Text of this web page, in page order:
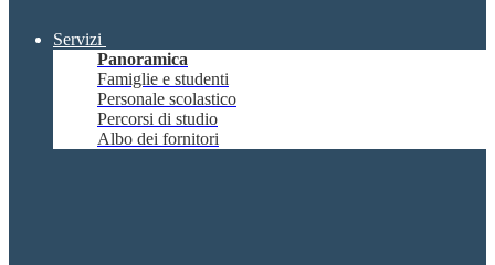
Servizi
Panoramica
Famiglie e studenti
Personale scolastico
Percorsi di studio
Albo dei fornitori